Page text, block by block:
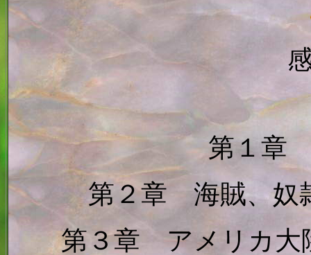
第１章
第２章 海賊、奴
第３章 アメリカ大